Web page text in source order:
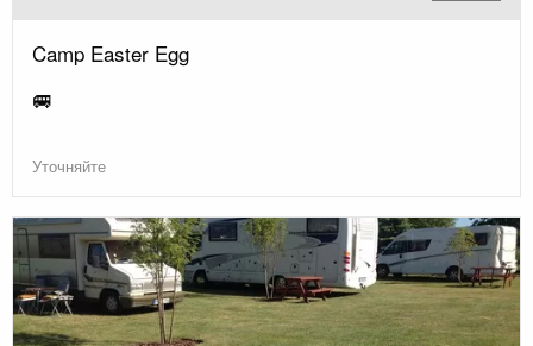
Camp Easter Egg
🚐
Уточняйте